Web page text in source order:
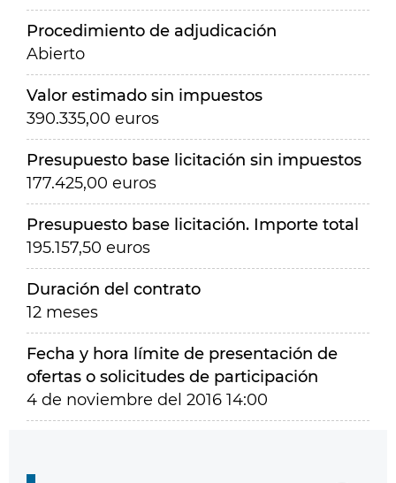
Procedimiento de adjudicación
Abierto
Valor estimado sin impuestos
390.335,00 euros
Presupuesto base licitación sin impuestos
177.425,00 euros
Presupuesto base licitación. Importe total
195.157,50 euros
Duración del contrato
12 meses
Fecha y hora límite de presentación de
ofertas o solicitudes de participación
4 de noviembre del 2016 14:00